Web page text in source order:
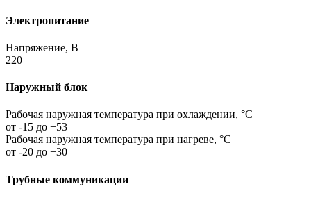
Электропитание
Напряжение, В
220
Наружный блок
Рабочая наружная температура при охлаждении, °C
от -15 до +53
Рабочая наружная температура при нагреве, °C
от -20 до +30
Трубные коммуникации